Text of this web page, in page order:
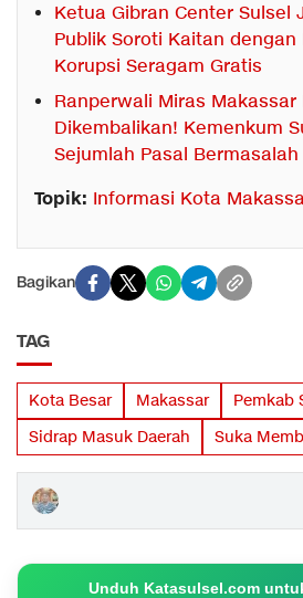
Ketua Gibran Center Sulsel
Publik Soroti Kaitan
Korupsi Seragam Gratis
Ranperwali Miras Makassar
Dikembalikan! Kemenkum
Sejumlah Pasal Bermasalah
Topik: Informasi Kota
Bagikan
TAG
Kota Besar Makassar
Pemkab
Sidrap Masuk Daerah
Suka
Unduh Katasulsel.com